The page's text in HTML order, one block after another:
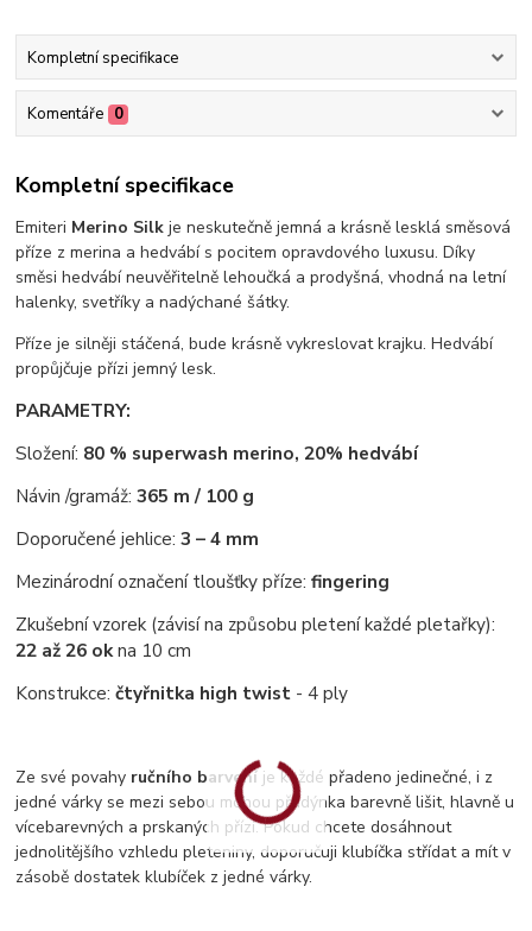
Kompletní specifikace
Komentáře 0
Kompletní specifikace
Emiteri Merino Silk je neskutečně jemná a krásně lesklá směsová
příze z merina a hedvábí s pocitem opravdového luxusu. Díky
směsi hedvábí neuvěřitelně lehoučká a prodyšná, vhodná na letní
halenky, svetříky a nadýchané šátky.
Příze je silněji stáčená, bude krásně vykreslovat krajku. Hedvábí
propůjčuje přízi jemný lesk.
PARAMETRY:
Složení: 80 % superwash merino, 20% hedvábí
Návin /gramáž: 365 m / 100 g
Doporučené jehlice:3 – 4 mm
Mezinárodní označení tloušťky příze:fingering
Zkušební vzorek (závisí na způsobu pletení každé pletařky):
22 až 26 okna 10 cm
Konstrukce:čtyřnitka high twist - 4 ply
Ze své povahy ručního barvení je každé přadeno jedinečné, i z
jedné várky se mezi sebou mohou přadýnka barevně lišit, hlavně u
vícebarevných a prskaných přízí. Pokud chcete dosáhnout
jednolitějšího vzhledu pleteniny, doporučuji klubíčka střídat a mít v
zásobě dostatek klubíček z jedné várky.